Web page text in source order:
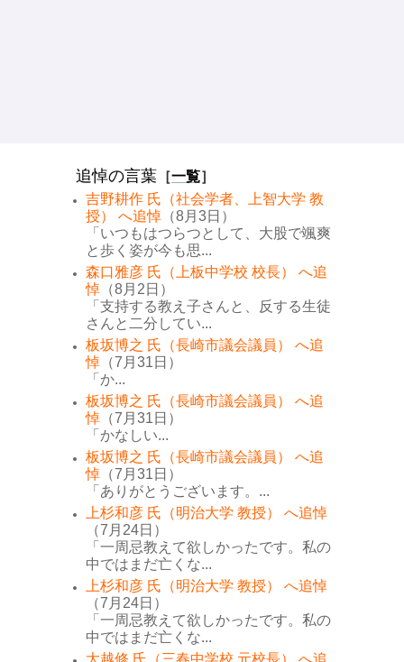
追悼の言葉 ［一覧］
吉野耕作 氏（社会学者、上智大学 教
授） へ追悼 （8月3日）
「いつもはつらつとして、大股で颯爽
と歩く姿が今も思...
森口雅彦 氏（上板中学校 校長） へ追
悼 （8月2日）
「支持する教え子さんと、反する生徒
さんと二分してい...
板坂博之 氏（長崎市議会議員） へ追
悼 （7月31日）
「か...
板坂博之 氏（長崎市議会議員） へ追
悼 （7月31日）
「かなしい...
板坂博之 氏（長崎市議会議員） へ追
悼 （7月31日）
「ありがとうございます。...
上杉和彦 氏（明治大学 教授） へ追悼
（7月24日）
「一周忌教えて欲しかったです。私の
中ではまだ亡くな...
上杉和彦 氏（明治大学 教授） へ追悼
（7月24日）
「一周忌教えて欲しかったです。私の
中ではまだ亡くな...